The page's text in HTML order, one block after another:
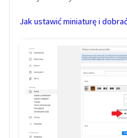
Jak ustawić miniaturę i